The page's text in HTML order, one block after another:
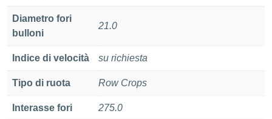
Diametro fori
bulloni
21.0
Indice di velocità su richiesta
Tipo di ruota Row Crops
Interasse fori 275.0